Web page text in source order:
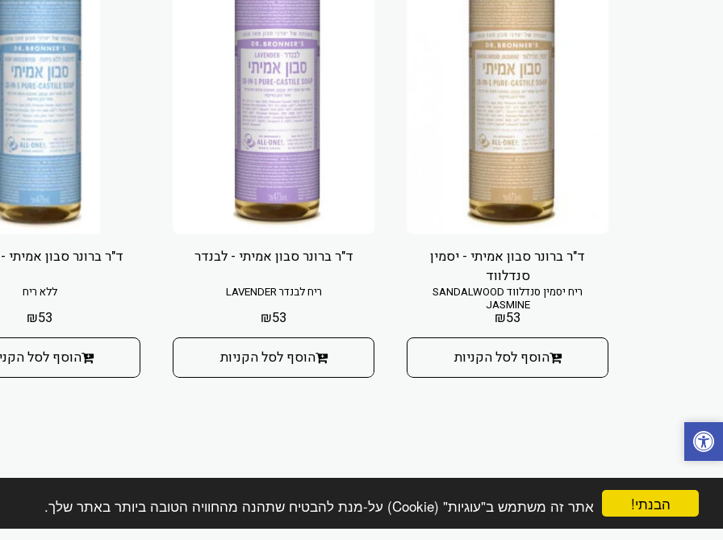
הבנתי! אתר זה משתמש ב"עוגיות" (Cookie) על-מנת להבטיח שתהנה מהחוויה הטובה ביותר באתר שלך.
ד"ר ברונר סבון אמיתי - יסמין
סנדלווד
ריח יסמין סנדלווד SANDALWOOD
JASMINE
₪53
הוסף לסל הקניות
ד"ר ברונר סבון אמיתי - לבנדר
ריח לבנדר LAVENDER
₪53
הוסף לסל הקניות
ד"ר ברונר סבון אמיתי
ללא ריח
₪53
הוסף לסל